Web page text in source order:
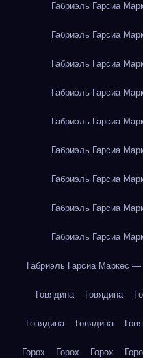
Габриэль Гарсиа
Габриэль Гарсиа
Габриэль Гарсиа
Габриэль Гарсиа
Габриэль Гарсиа
Габриэль Гарсиа
Габриэль Гарсиа
Габриэль Гарсиа
Габриэль Гарсиа
Габриэль Гарсиа Маркес
Говядина Говядина
Говядина Говядина
Горох Горох Горох